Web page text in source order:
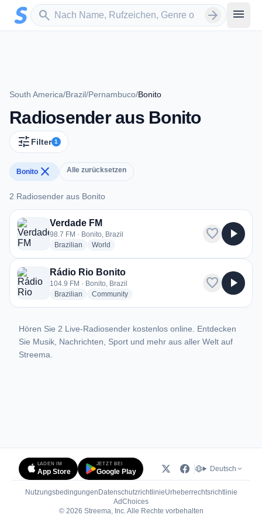
Zum Hauptinhalt springen
search
Sender suchen arrow_forward menu
South America/Brazil/Pernambuco/Bonito
Radiosender aus Bonito
tune Filter 1
Bonito close Alle zurücksetzen
2 Radiosender aus Bonito
2 Radiosender aus Bonito
Verdade FM
98.7 FM · Bonito, Brazil
Brazilian radio stations
World
favorite play_arrow
Rádio Rio Bonito
104.9 FM · Bonito, Brazil
Brazilian radio stations
Communityradio stations
favorite play_arrow
Hören Sie 2 Live-Radiosender kostenlos online. Entdecken
Sie Musik, Nachrichten, Sport und mehr aus aller Welt auf
Streema.
LADEN IM
App Store
JETZT BEI
Google Play Deutsch
Nutzungsbedingungen DatenschutzrichtlinieUrheberrechtsrichtlinie
AdChoices(öffnet in neuem Tab)
© 2026 Streema, Inc. Alle Rechte vorbehalten